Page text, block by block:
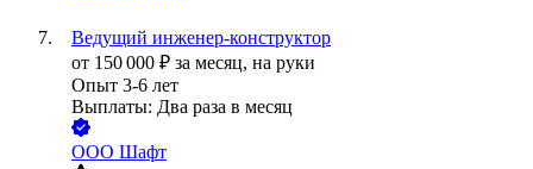
Ведущий инженер-конструктор
от 150 000 ₽ за месяц, на руки
Опыт 3-6 лет
Выплаты: Два раза в месяц
ООО Шафт